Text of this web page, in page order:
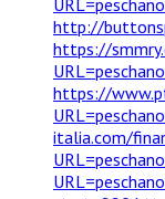
http://
https://
https://
italia.com/